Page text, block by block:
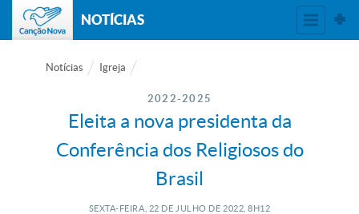
NOTÍCIAS
Notícias Igreja
2022-2025
Eleita a nova presidenta da
Conferência dos Religiosos do
Brasil
SEXTA-FEIRA, 22 DE JULHO DE 2022, 8H12